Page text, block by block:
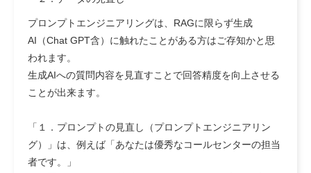
プロンプトエンジニアリングは、RAGに限らず生成
AI（Chat GPT含）に触れたことがある方はご存知かと思
われます。
生成AIへの質問内容を見直すことで回答精度を向上させる
ことが出来ます。
「１．プロンプトの見直し（プロンプトエンジニアリン
グ）」は、例えば「あなたは優秀なコールセンターの担当
者です。」